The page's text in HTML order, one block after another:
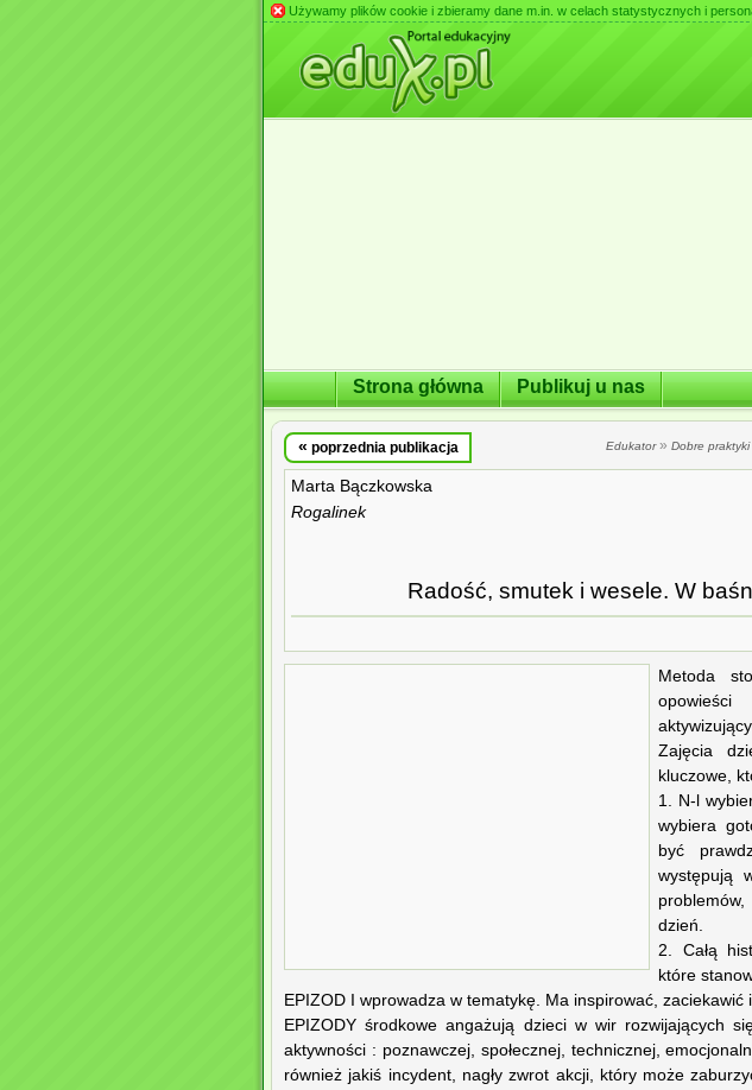
Używamy plików cookie i zbieramy dane m.in. w celach statystycznych i
Strona główna Publikuj u nas
« poprzednia publikacja Edukator» Dobre praktyki
Marta Bączkowska
Rogalinek
Radość, smutek i wesele. W
Metoda
Zajęcia
kluczowe,
1. N-l
wybiera
być
występują
dzień.
2. Całą
które
EPIZOD I wprowadza w tematykę. Ma inspirować, zaciekawić
EPIZODY środkowe angażują dzieci w wir rozwijających
aktywności : poznawczej, społecznej, technicznej,
również jakiś incydent, nagły zwrot akcji, który może